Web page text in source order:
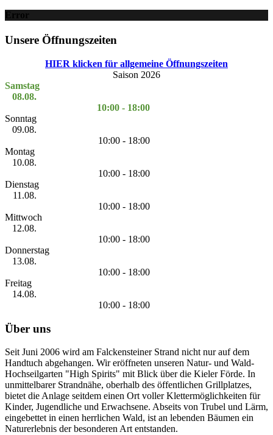
Error
Unsere Öffnungszeiten
HIER klicken für allgemeine Öffnungszeiten
Saison 2026
Samstag
08.08.
10:00 - 18:00
Sonntag
09.08.
10:00 - 18:00
Montag
10.08.
10:00 - 18:00
Dienstag
11.08.
10:00 - 18:00
Mittwoch
12.08.
10:00 - 18:00
Donnerstag
13.08.
10:00 - 18:00
Freitag
14.08.
10:00 - 18:00
Über uns
Seit Juni 2006 wird am Falckensteiner Strand nicht nur auf dem
Handtuch abgehangen. Wir eröffneten unseren Natur- und Wald-
Hochseilgarten "High Spirits" mit Blick über die Kieler Förde. In
unmittelbarer Strandnähe, oberhalb des öffentlichen Grillplatzes,
bietet die Anlage seitdem einen Ort voller Klettermöglichkeiten für
Kinder, Jugendliche und Erwachsene. Abseits von Trubel und Lärm,
eingebettet in einen herrlichen Wald, ist an lebenden Bäumen ein
Naturerlebnis der besonderen Art entstanden.